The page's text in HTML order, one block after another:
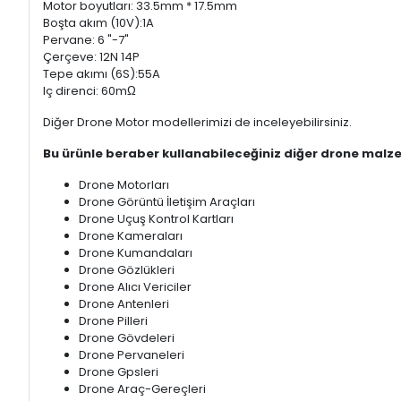
Motor boyutları: 33.5mm * 17.5mm
Boşta akım (10V):1A
Pervane: 6 "-7"
Çerçeve: 12N 14P
Tepe akımı (6S):55A
Iç direnci: 60mΩ
Diğer Drone Motor modellerimizi de inceleyebilirsiniz.
Bu ürünle beraber kullanabileceğiniz diğer drone
Drone Motorları
Drone Görüntü İletişim Araçları
Drone Uçuş Kontrol Kartları
Drone Kameraları
Drone Kumandaları
Drone Gözlükleri
Drone Alıcı Vericiler
Drone Antenleri
Drone Pilleri
Drone Gövdeleri
Drone Pervaneleri
Drone Gpsleri
Drone Araç-Gereçleri